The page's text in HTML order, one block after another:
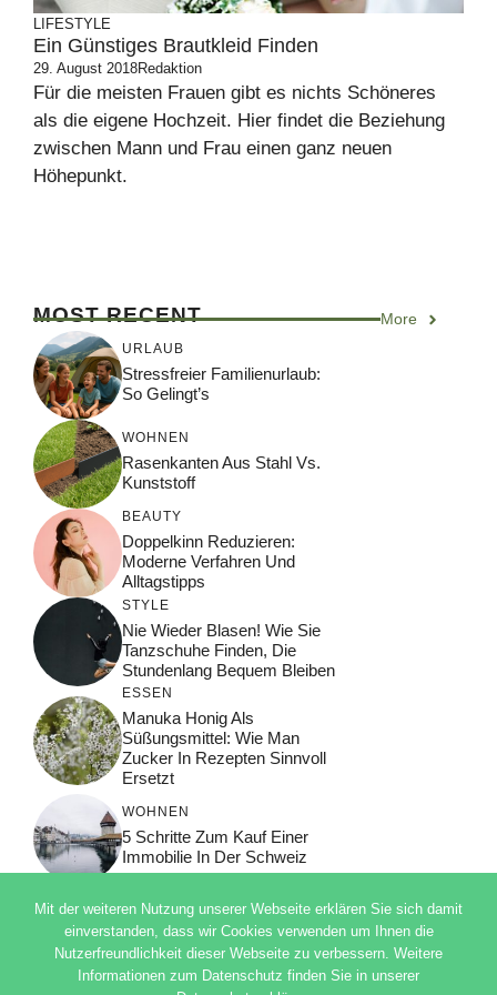
LIFESTYLE
Ein Günstiges Brautkleid Finden
29. August 2018Redaktion
Für die meisten Frauen gibt es nichts Schöneres
als die eigene Hochzeit. Hier findet die Beziehung
zwischen Mann und Frau einen ganz neuen
Höhepunkt.
MOST RECENT More
URLAUB
Stressfreier Familienurlaub:
So Gelingt’s
WOHNEN
Rasenkanten Aus Stahl Vs.
Kunststoff
BEAUTY
Doppelkinn Reduzieren:
Moderne Verfahren Und
Alltagstipps
STYLE
Nie Wieder Blasen! Wie Sie
Tanzschuhe Finden, Die
Stundenlang Bequem Bleiben
ESSEN
Manuka Honig Als
Süßungsmittel: Wie Man
Zucker In Rezepten Sinnvoll
Ersetzt
WOHNEN
5 Schritte Zum Kauf Einer
Immobilie In Der Schweiz
© 2026 ADSIMPLE
DATENSCHUTZERKLÄRUNG
Mit der weiteren Nutzung unserer Webseite erklären Sie sich damit
einverstanden, dass wir Cookies verwenden um Ihnen die
Nutzerfreundlichkeit dieser Webseite zu verbessern. Weitere
Informationen zum Datenschutz finden Sie in unserer